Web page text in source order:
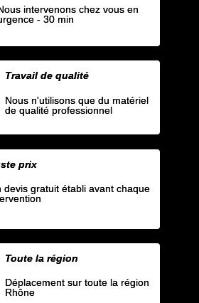
intervenons chez vous en
- 30 min
Travail de qualité
Nous n'utilisons que du matériel
de qualité professionnel
prix
devis gratuit établi avant chaque
Toute la région
Déplacement sur toute la région
Rhône